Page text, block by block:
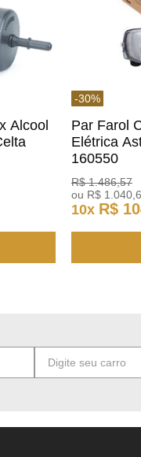
Alcool
-30%
Par Farol
Elétrica
160550
R$ 1.486,57
ou R$ 1 .040 ,
10x R$